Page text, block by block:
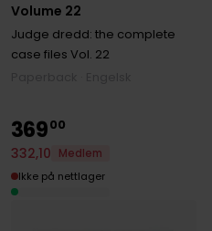
Volume 22
Judge dredd: the complete
case files Vol. 22
36900
332,10
Medlem
Ikke på nettlager